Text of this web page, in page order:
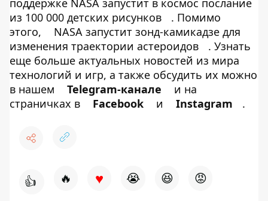
поддержке NASA запустит в космос послание
из 100 000 детских рисунков
. Помимо
этого,
NASA запустит зонд-камикадзе для
изменения траектории астероидов
. Узнать
еще больше актуальных новостей из мира
технологий и игр, а также обсудить их можно
в нашем
Telegram-канале
и на
страничках в
Facebook и Instagram .
👍 🔥 ♥ 😭 😆 😡